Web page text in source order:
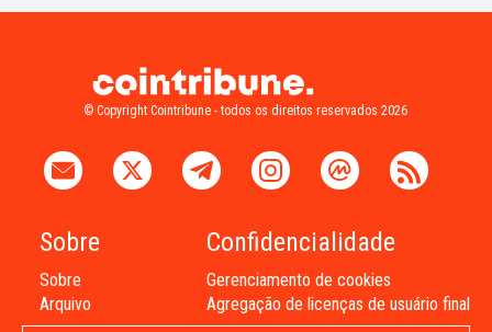
© Copyright Cointribune - todos os direitos reservados 2026
Sobre
Sobre
Arquivo
Confidencialidade
Gerenciamento de cookies
Agregação de licenças de usuário final